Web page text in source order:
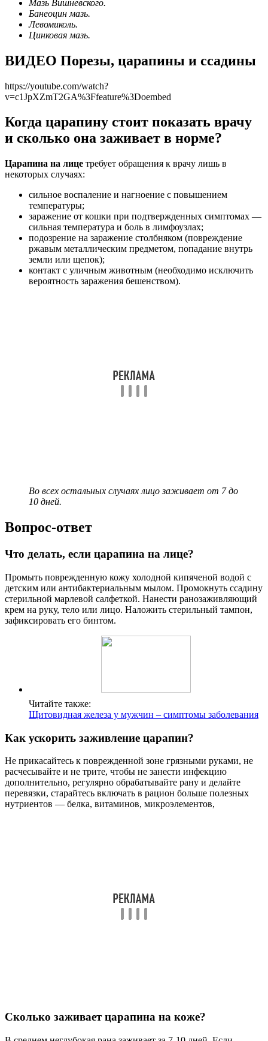
Мазь Вишневского.
Банеоцин мазь.
Левомиколь.
Цинковая мазь.
ВИДЕО Порезы, царапины и ссадины
https://youtube.com/watch?
v=c1JpXZmT2GA%3Ffeature%3Doembed
Когда царапину стоит показать врачу
и сколько она заживает в норме?
Царапина на лице требует обращения к врачу лишь в
некоторых случаях:
сильное воспаление и нагноение с повышением
температуры;
заражение от кошки при подтвержденных симптомах —
сильная температура и боль в лимфоузлах;
подозрение на заражение столбняком (повреждение
ржавым металлическим предметом, попадание внутрь
земли или щепок);
контакт с уличным животным (необходимо исключить
вероятность заражения бешенством).
Во всех остальных случаях лицо заживает от 7 до
10 дней.
Вопрос-ответ
Что делать, если царапина на лице?
Промыть поврежденную кожу холодной кипяченой водой с
детским или антибактериальным мылом. Промокнуть ссадину
стерильной марлевой салфеткой. Нанести ранозаживляющий
крем на руку, тело или лицо. Наложить стерильный тампон,
зафиксировать его бинтом.
Читайте также:
Щитовидная железа у мужчин – симптомы заболевания
Как ускорить заживление царапин?
Не прикасайтесь к поврежденной зоне грязными руками, не
расчесывайте и не трите, чтобы не занести инфекцию
дополнительно, регулярно обрабатывайте рану и делайте
перевязки, старайтесь включать в рацион больше полезных
нутриентов — белка, витаминов, микроэлементов,
Сколько заживает царапина на коже?